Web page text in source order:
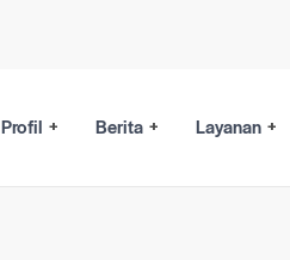
Profil Berita Layanan